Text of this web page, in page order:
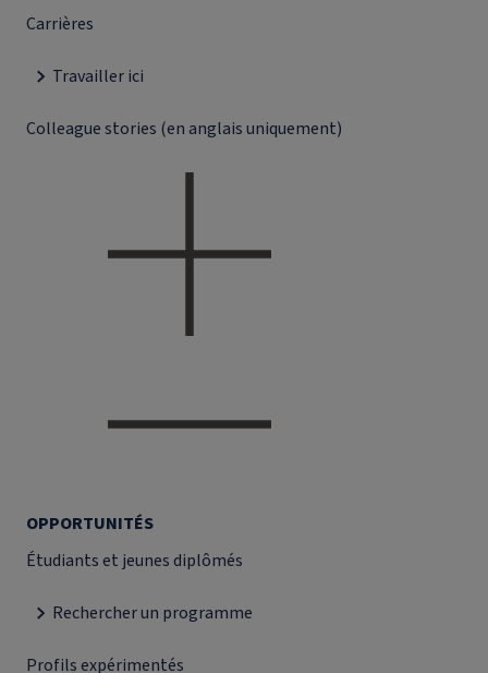
Carrières
Travailler ici
Colleague stories (en anglais uniquement)
OPPORTUNITÉS
Étudiants et jeunes diplômés
Rechercher un programme
Profils expérimentés